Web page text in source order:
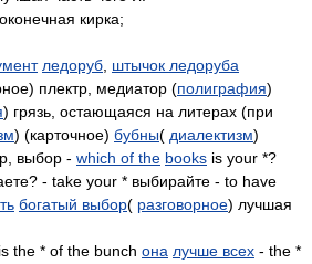
кирка;
ледоруб штычок ледоруба
плектр, медиатор (полиграфия)
) грязь, остающаяся на литерах (при
) (карточное) бубны( диалектизм)
выбор - which of the books is your *?
- take your * выбирайте - to have
богатый выбор( разговорное) лучшая
the * of the bunch она лучше всех - the *